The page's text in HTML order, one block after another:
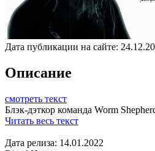
Дата публикации на сайте:
Описание
смотреть текст
Блэк-дэткор команда Worm
Читать весь текст
Дата релиза: 14.01.2022